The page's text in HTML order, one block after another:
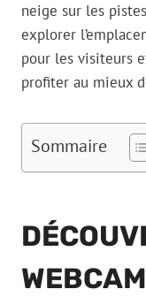
neige sur les
explorer
pour les visiteurs
profiter au mieux
Sommaire